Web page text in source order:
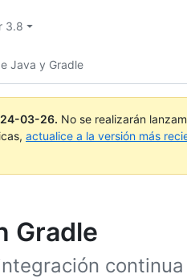
3.8
Java y Gradle
03-26. No se realizarán
actualice a la versión más
Gradle
continua